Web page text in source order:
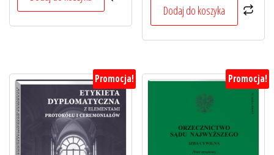
199,00 zł.
149,25 zł.
Dodaj do koszyka
Promocja! Promocja!